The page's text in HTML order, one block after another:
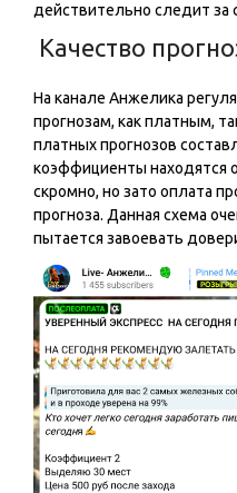
действительно следит за
Качество
На канале Анжелика
прогнозам, как платным,
платных прогнозов
коэффициенты находятся
скромно, но зато оплата
прогноза. Данная схема
пытается завоевать